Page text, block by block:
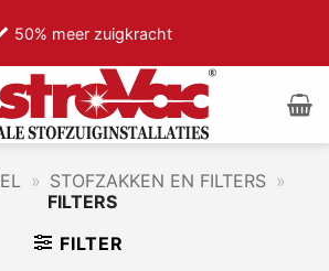
50% meer zuigkracht
» STOFZAKKEN EN FILTERS »
FILTERS
FILTER